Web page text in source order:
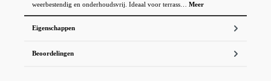
weerbestendig en onderhoudsvrij. Ideaal voor terrass… Meer
Eigenschappen
Beoordelingen